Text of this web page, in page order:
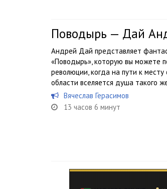
Поводырь — Дай
Андрей Дай представляет
«Поводырь», которую вы можете
революции, когда на пути к
области вселяется душа такого
Вячеслав Герасимов
13 часов 6 минут